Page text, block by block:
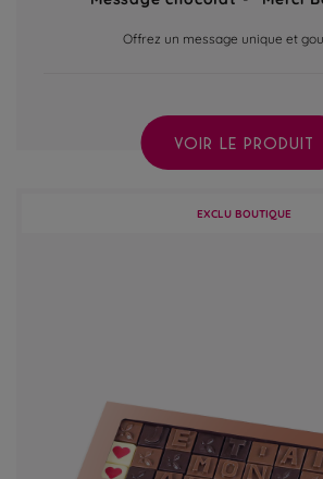
Offrez un message unique et
VOIR LE PRODUIT
EXCLU BOUTIQUE